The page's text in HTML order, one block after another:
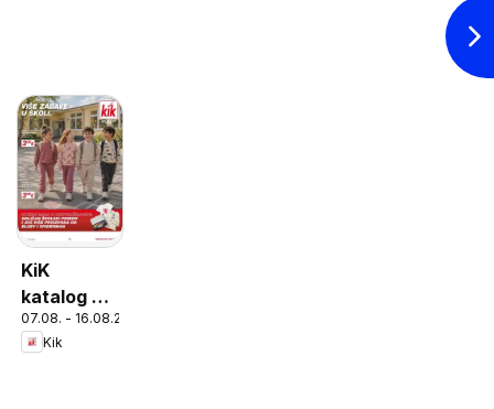
KiK
katalog do
16.08.2026
07.08. - 16.08.2026
Kik